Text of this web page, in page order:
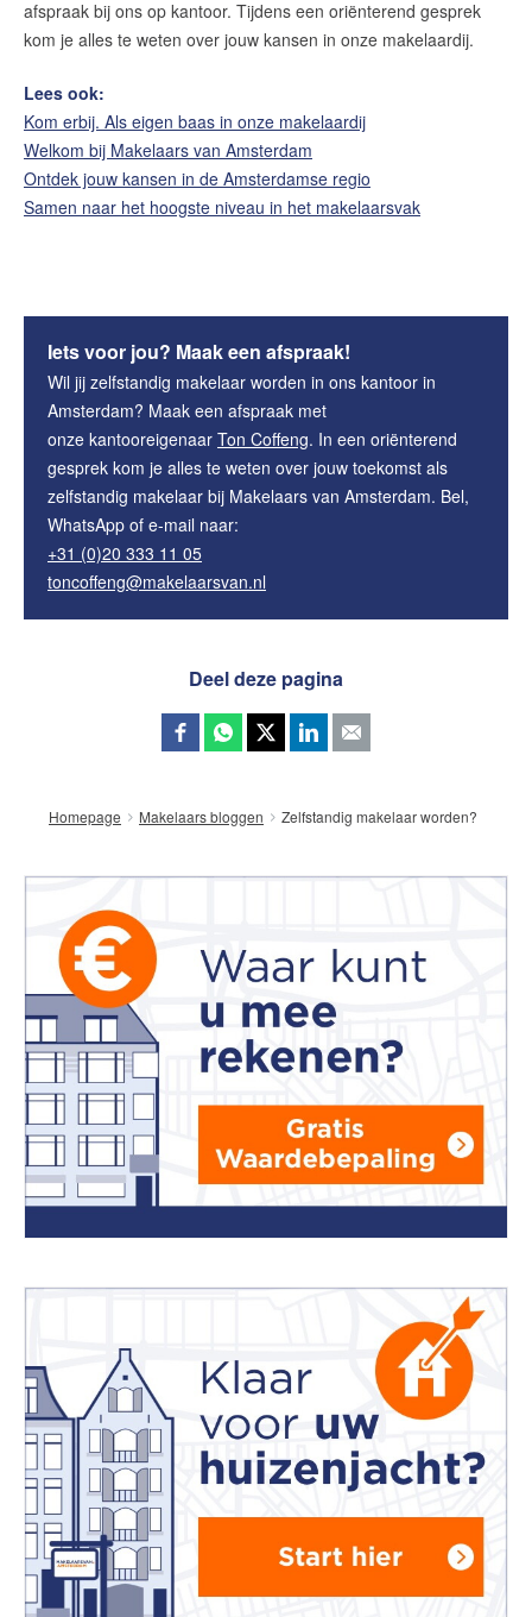
afspraak bij ons op kantoor. Tijdens een oriënterend gesprek
kom je alles te weten over jouw kansen in onze makelaardij.
Lees ook:
Kom erbij. Als eigen baas in onze makelaardij
Welkom bij Makelaars van Amsterdam
Ontdek jouw kansen in de Amsterdamse regio
Samen naar het hoogste niveau in het makelaarsvak
Iets voor jou? Maak een afspraak!
Wil jij zelfstandig makelaar worden in ons kantoor in
Amsterdam? Maak een afspraak met
onze kantooreigenaar Ton Coffeng. In een oriënterend
gesprek kom je alles te weten over jouw toekomst als
zelfstandig makelaar bij Makelaars van Amsterdam. Bel,
WhatsApp of e-mail naar:
+31 (0)20 333 11 05
toncoffeng@makelaarsvan.nl
Deel deze pagina
Homepage Makelaars bloggen Zelfstandig makelaar worden?